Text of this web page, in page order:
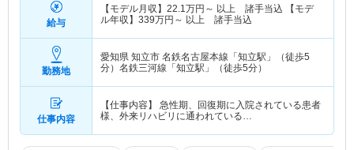
給与
【モデル月収】 22.1万円～ 以上 諸手当込 【モデ
ル年収】 339万円～ 以上 諸手当込
勤務地
愛知県 知立市 名鉄名古屋本線「知立駅」（徒歩5
分）名鉄三河線「知立駅」（徒歩5分）
仕事内容
【仕事内容】 急性期、回復期に入院されている患者
様、外来リハビリに通われている…